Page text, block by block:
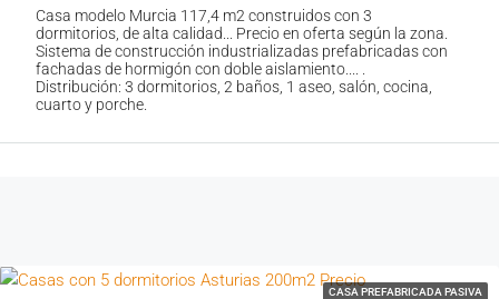
Casa modelo Murcia 117,4 m2 construidos con 3
dormitorios, de alta calidad... Precio en oferta según la zona.
Sistema de construcción industrializadas prefabricadas con
fachadas de hormigón con doble aislamiento.... .
Distribución: 3 dormitorios, 2 baños, 1 aseo, salón, cocina,
cuarto y porche.
CASA PREFABRICADA PASIVA